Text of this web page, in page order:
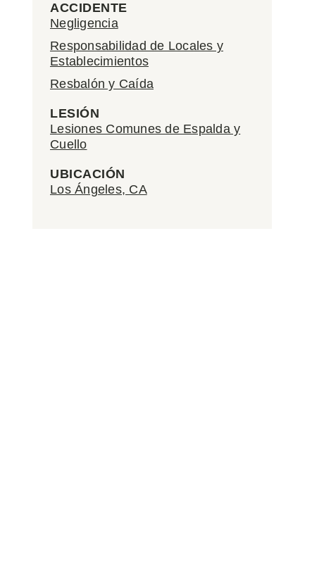
ACCIDENTE
Negligencia
Responsabilidad de Locales y
Establecimientos
Resbalón y Caída
LESIÓN
Lesiones Comunes de Espalda y
Cuello
UBICACIÓN
Los Ángeles, CA